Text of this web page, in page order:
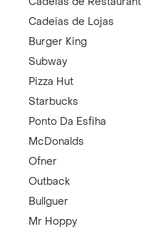
Cadeias de Lojas
Burger King
Subway
Pizza Hut
Starbucks
Ponto Da Esfiha
McDonalds
Ofner
Outback
Bullguer
Mr Hoppy